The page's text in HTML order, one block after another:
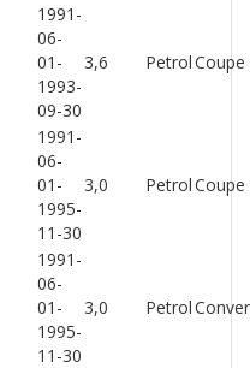
1991-
06-
01-
1993-
09-30
3,6 PetrolCoupe
1991-
06-
01-
1995-
11-30
3,0 PetrolCoupe
1991-
06-
01-
1995-
11-30
3,0 Petrol